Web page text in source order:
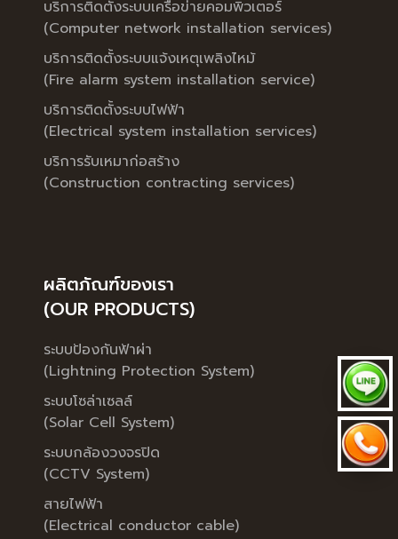
บริการติดตั้งระบบเครือข่ายคอมพิวเตอร์
(Computer network installation services)
บริการติดตั้งระบบแจ้งเหตุเพลิงไหม้
(Fire alarm system installation service)
บริการติดตั้งระบบไฟฟ้า
(Electrical system installation services)
บริการรับเหมาก่อสร้าง
(Construction contracting services)
ผลิตภัณฑ์ของเรา
(OUR PRODUCTS)
ระบบป้องกันฟ้าผ่า
(Lightning Protection System)
ระบบโซล่าเซลล์
(Solar Cell System)
ระบบกล้องวงจรปิด
(CCTV System)
สายไฟฟ้า
(Electrical conductor cable)